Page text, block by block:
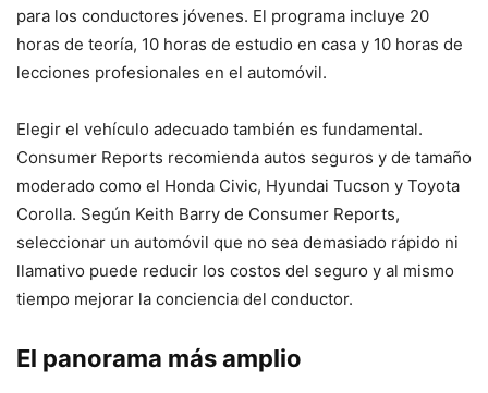
para los conductores jóvenes. El programa incluye 20
horas de teoría, 10 horas de estudio en casa y 10 horas de
lecciones profesionales en el automóvil.
Elegir el vehículo adecuado también es fundamental.
Consumer Reports recomienda autos seguros y de tamaño
moderado como el Honda Civic, Hyundai Tucson y Toyota
Corolla. Según Keith Barry de Consumer Reports,
seleccionar un automóvil que no sea demasiado rápido ni
llamativo puede reducir los costos del seguro y al mismo
tiempo mejorar la conciencia del conductor.
El panorama más amplio